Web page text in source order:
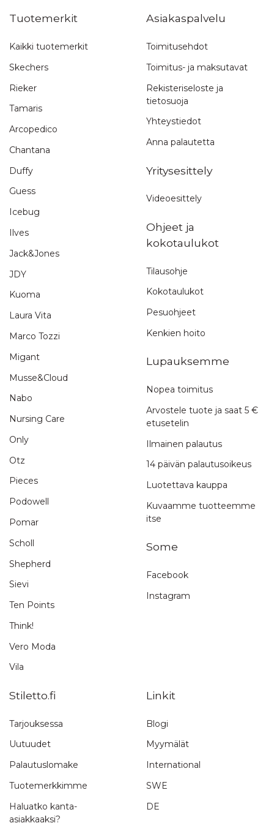
Tuotemerkit
Kaikki tuotemerkit
Skechers
Rieker
Tamaris
Arcopedico
Chantana
Duffy
Guess
Icebug
Ilves
Jack&Jones
JDY
Kuoma
Laura Vita
Marco Tozzi
Migant
Musse&Cloud
Nabo
Nursing Care
Only
Otz
Pieces
Podowell
Pomar
Scholl
Shepherd
Sievi
Ten Points
Think!
Vero Moda
Vila
Asiakaspalvelu
Toimitusehdot
Toimitus- ja maksutavat
Rekisteriseloste ja
tietosuoja
Yhteystiedot
Anna palautetta
Yritysesittely
Videoesittely
Ohjeet ja
kokotaulukot
Tilausohje
Kokotaulukot
Pesuohjeet
Kenkien hoito
Lupauksemme
Nopea toimitus
Arvostele tuote ja saat 5 €
etusetelin
Ilmainen palautus
14 päivän palautusoikeus
Luotettava kauppa
Kuvaamme tuotteemme
itse
Some
Facebook
Instagram
Stiletto.fi
Tarjouksessa
Uutuudet
Palautuslomake
Tuotemerkkimme
Haluatko kanta-
asiakkaaksi?
Linkit
Blogi
Myymälät
International
SWE
DE